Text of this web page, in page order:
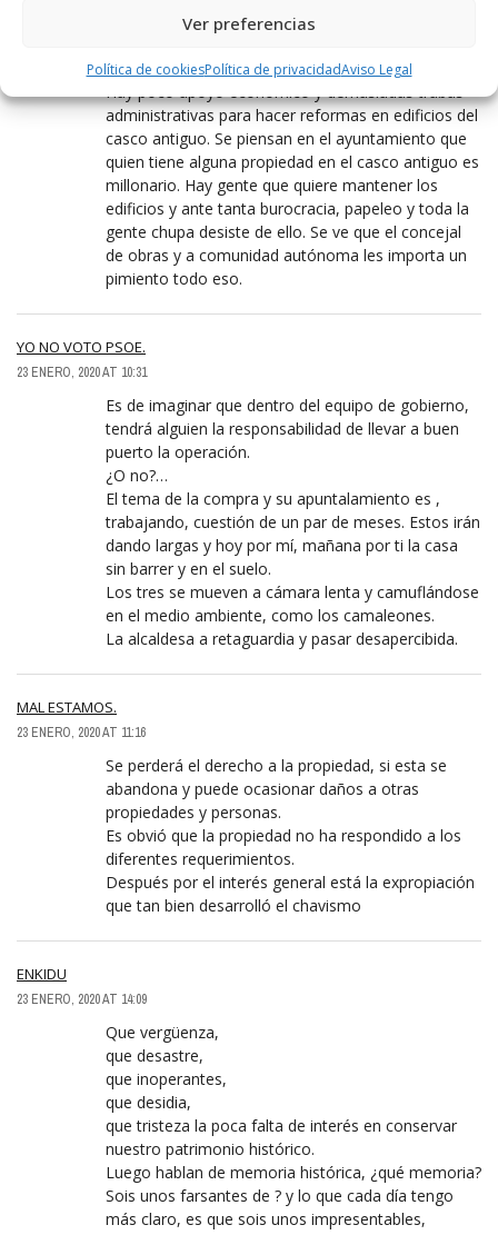
Ver preferencias
Política de cookiesPolítica de privacidadAviso Legal
23 ENERO, 2020 AT 09:52
Hay poco apoyo económico y demasiadas trabas
administrativas para hacer reformas en edificios del
casco antiguo. Se piensan en el ayuntamiento que
quien tiene alguna propiedad en el casco antiguo es
millonario. Hay gente que quiere mantener los
edificios y ante tanta burocracia, papeleo y toda la
gente chupa desiste de ello. Se ve que el concejal
de obras y a comunidad autónoma les importa un
pimiento todo eso.
YO NO VOTO PSOE.
23 ENERO, 2020 AT 10:31
Es de imaginar que dentro del equipo de gobierno,
tendrá alguien la responsabilidad de llevar a buen
puerto la operación.
¿O no?…
El tema de la compra y su apuntalamiento es ,
trabajando, cuestión de un par de meses. Estos irán
dando largas y hoy por mí, mañana por ti la casa
sin barrer y en el suelo.
Los tres se mueven a cámara lenta y camuflándose
en el medio ambiente, como los camaleones.
La alcaldesa a retaguardia y pasar desapercibida.
MAL ESTAMOS.
23 ENERO, 2020 AT 11:16
Se perderá el derecho a la propiedad, si esta se
abandona y puede ocasionar daños a otras
propiedades y personas.
Es obvió que la propiedad no ha respondido a los
diferentes requerimientos.
Después por el interés general está la expropiación
que tan bien desarrolló el chavismo
ENKIDU
23 ENERO, 2020 AT 14:09
Que vergüenza,
que desastre,
que inoperantes,
que desidia,
que tristeza la poca falta de interés en conservar
nuestro patrimonio histórico.
Luego hablan de memoria histórica, ¿qué memoria?
Sois unos farsantes de ? y lo que cada día tengo
más claro, es que sois unos impresentables,